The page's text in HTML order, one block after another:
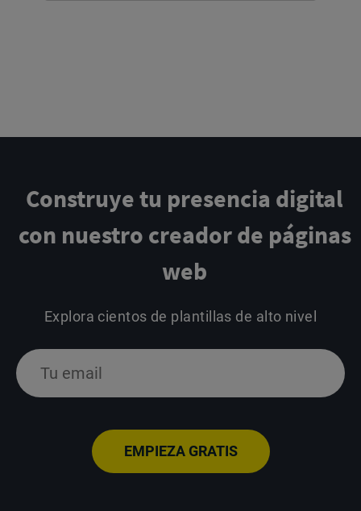
Construye tu presencia digital
con nuestro creador de páginas
web
Explora cientos de plantillas de alto nivel
EMPIEZA GRATIS